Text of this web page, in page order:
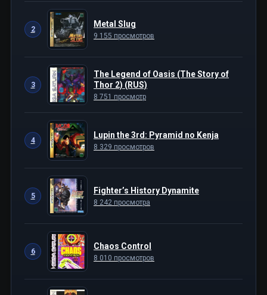
2
Metal Slug
9 155 просмотров
3
The Legend of Oasis (The Story of
Thor 2) (RUS)
8 751 просмотр
4
Lupin the 3rd: Pyramid no Kenja
8 329 просмотров
5
Fighter’s History Dynamite
8 242 просмотра
6
Chaos Control
8 010 просмотров